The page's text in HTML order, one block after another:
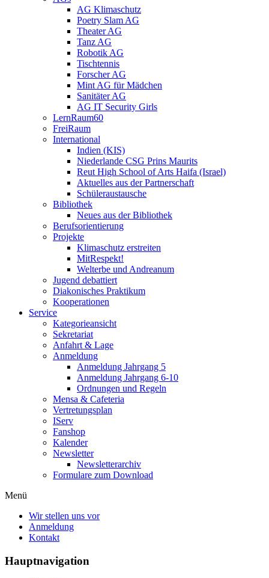
AG Klimaschutz
Poetry Slam AG
Theater AG
Tanz AG
Robotik AG
Tischtennis
Forscher AG
Mint AG für Mädchen
Sanitäter AG
AG IT Security Girls
LernRaum60
FreiRaum
International
Indien (KIS)
Niederlande CSG Prins Maurits
Reut High School of Arts Haifa (Israel)
Aktuelles aus der Partnerschaft
Schüleraustausche
Bibliothek
Neues aus der Bibliothek
Berufsorientierung
Projekte
Klimaschutz erstreiten
MitRespekt!
Welterbe und Andreanum
Jugend debattiert
Diakonisches Praktikum
Kooperationen
Service
Kategorieansicht
Sekretariat
Anfahrt & Lage
Anmeldung
Anmeldung Jahrgang 5
Anmeldung Jahrgang 6-10
Ordnungen und Regeln
Mensa & Cafeteria
Vertretungsplan
IServ
Fanshop
Kalender
Newsletter
Newsletterarchiv
Formulare zum Download
Menü
Wir stellen uns vor
Anmeldung
Kontakt
Hauptnavigation